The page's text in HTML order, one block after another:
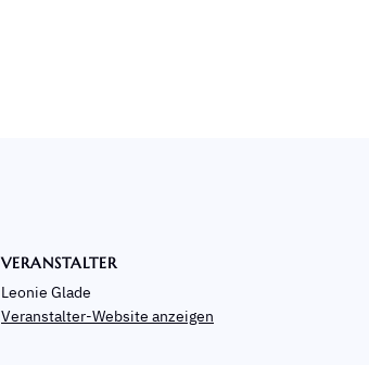
VERANSTALTER
Leonie Glade
Veranstalter-Website anzeigen